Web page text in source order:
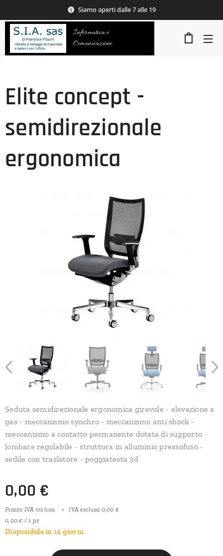
Siamo aperti dalle 7 alle 19
Informatica e
Comunicazione
Elite concept -
semidirezionale
ergonomica
Seduta semidirezionale ergonomica girevole - elevazione a
gas - meccanismo synchro - meccanismo anti shock -
meccanismo a contatto permanente dotata di supporto
lombare regolabile - struttura in alluminio pressofuso -
sedile con traslatore - poggiatesta 3d
0,00 €
Prezzo IVA inclusa
IVA esclusa 0,00 €
0,00 € / 1 pz
Disponibile in 14 giorni